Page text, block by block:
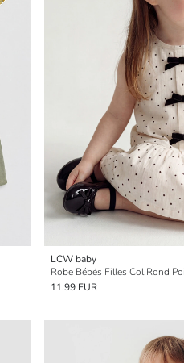
LCW baby
Robe Bébés Filles Col Rond
11.99 EUR